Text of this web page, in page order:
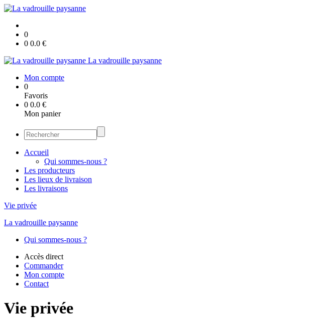
0
0 0.0 €
La vadrouille paysanne
Mon compte
0
Favoris
0 0.0 €
Mon panier
Accueil
Qui sommes-nous ?
Les producteurs
Les lieux de livraison
Les livraisons
Vie privée
La vadrouille paysanne
Qui sommes-nous ?
Accès direct
Commander
Mon compte
Contact
Vie privée